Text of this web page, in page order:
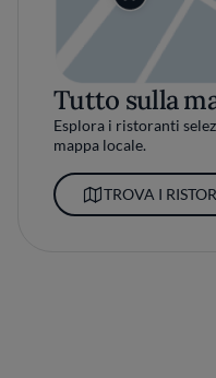
Tutto sulla
Esplora i ristoranti
mappa locale.
TROVA I